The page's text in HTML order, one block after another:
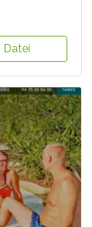
Datei